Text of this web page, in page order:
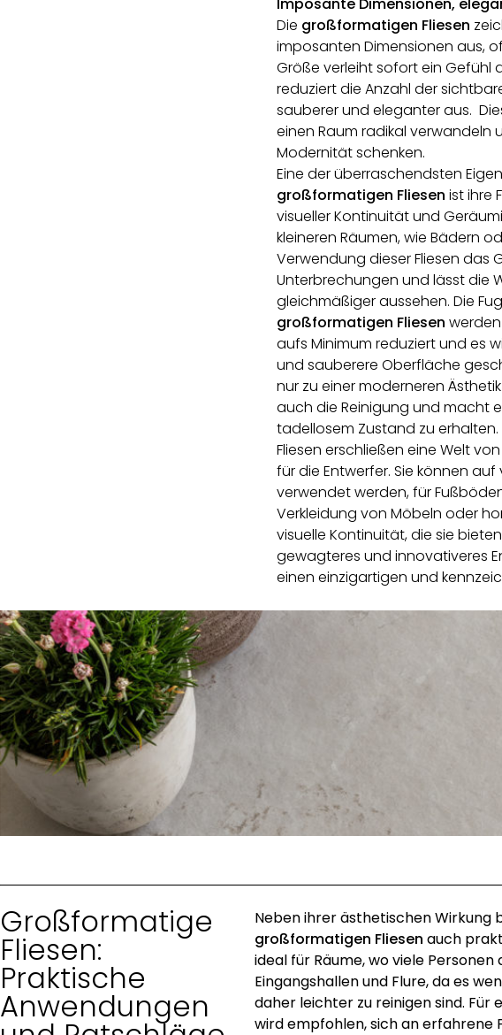
Die großformatigen Fliesen
imposanten Dimensionen aus,
Größe verleiht sofort ein Gefühl
reduziert die Anzahl der
sauberer und eleganter aus.
einen Raum radikal verwandeln
Modernität schenken.
Eine der überraschendsten
großformatigen Fliesen ist ihre
visueller Kontinuität und
kleineren Räumen, wie Bädern
Verwendung dieser Fliesen das
Unterbrechungen und lässt die
gleichmäßiger aussehen. Die
großformatigen Fliesen
aufs Minimum reduziert und es
und sauberere Oberfläche
nur zu einer moderneren
auch die Reinigung und macht
tadellosem Zustand zu
Fliesen erschließen eine Welt
für die Entwerfer. Sie können auf
verwendet werden, für
Verkleidung von Möbeln oder
visuelle Kontinuität, die sie
gewagteres und innovativeres
einen einzigartigen und
Großformatige
Fliesen:
Praktische
Anwendungen
Neben ihrer ästhetischen Wirkung
großformatigen Fliesen auch
ideal für Räume, wo viele Personen
Eingangshallen und Flure, da es
daher leichter zu reinigen sind. Für
wird empfohlen, sich an erfahrene